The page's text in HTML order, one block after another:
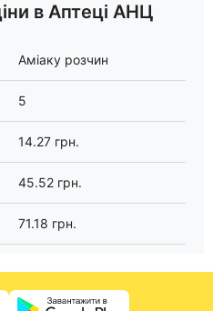
в Аптеці АНЦ
Аміаку розчин
5
14.27 грн.
45.52 грн.
71.18 грн.